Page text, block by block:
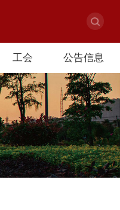
工会 公告信息